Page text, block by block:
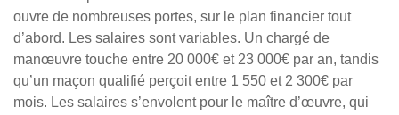
ouvre de nombreuses portes, sur le plan financier tout
d’abord. Les salaires sont variables. Un chargé de
manœuvre touche entre 20 000€ et 23 000€ par an, tandis
qu’un maçon qualifié perçoit entre 1 550 et 2 300€ par
mois. Les salaires s’envolent pour le maître d’œuvre, qui